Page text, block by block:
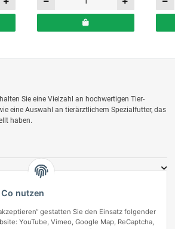
Sie eine Vielzahl an hochwertigen Tier-
eine Auswahl an tierärztlichem Spezialfutter, das
haben.
nutzen
gestatten Sie den Einsatz folgender
YouTube, Vimeo, Google Map, ReCaptcha,